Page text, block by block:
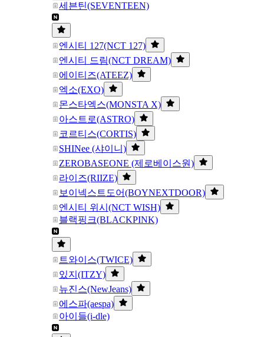
세븐틴(SEVENTEEN)
엔시티 127(NCT 127)
엔시티 드림(NCT DREAM)
에이티즈(ATEEZ)
엑소(EXO)
몬스타엑스(MONSTA X)
아스트로(ASTRO)
코르티스(CORTIS)
SHINee (샤이니)
ZEROBASEONE (제로베이스원)
라이즈(RIIZE)
보이넥스트도어(BOYNEXTDOOR)
엔시티 위시(NCT WISH)
블랙핑크(BLACKPINK)
트와이스(TWICE)
있지(ITZY)
뉴진스(NewJeans)
에스파(aespa)
아이들(i-dle)